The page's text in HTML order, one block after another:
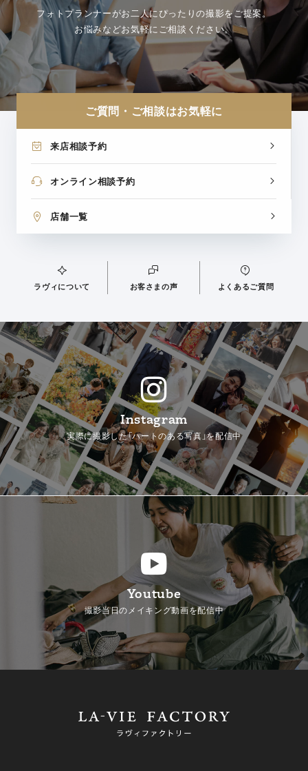
フォトプランナーがお二人にぴったりの撮影をご提案。
お悩みなどお気軽にご相談ください。
ご質問・ご相談はお気軽に
来店相談予約
オンライン相談予約
店舗一覧
ラヴィについて お客さまの声 よくあるご質問
Instagram
実際に撮影した「ハートのある写真」を配信中
Youtube
撮影当日のメイキング動画を配信中